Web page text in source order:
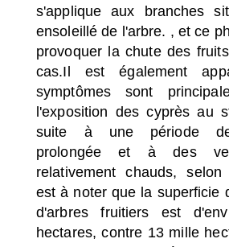
s'applique aux branches
ensoleillé de l'arbre. , et ce
provoquer la chute des
cas.Il est également
symptômes sont
l'exposition des cyprès au
suite à une période de
prolongée et à des
relativement chauds,
est à noter que la superficie
d'arbres fruitiers est
hectares, contre 13 mille